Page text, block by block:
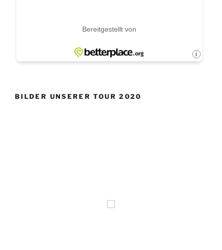
BILDER UNSERER TOUR 2020